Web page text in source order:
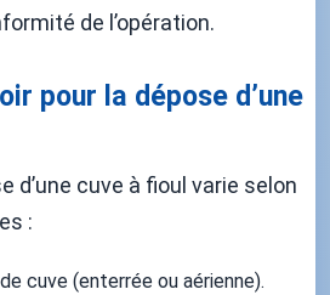
de l’opération.
pour la dépose d’une
d’une cuve à fioul varie selon
:
cuve (enterrée ou aérienne).